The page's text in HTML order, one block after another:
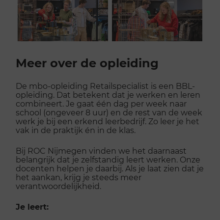
galerij
Meer over de opleiding
De mbo-opleiding Retailspecialist is een BBL-
opleiding. Dat betekent dat je werken en leren
combineert. Je gaat één dag per week naar
school (ongeveer 8 uur) en de rest van de week
werk je bij een erkend leerbedrijf. Zo leer je het
vak in de praktijk én in de klas.
Bij ROC Nijmegen vinden we het daarnaast
belangrijk dat je zelfstandig leert werken. Onze
docenten helpen je daarbij. Als je laat zien dat je
het aankan, krijg je steeds meer
verantwoordelijkheid.
Je leert: